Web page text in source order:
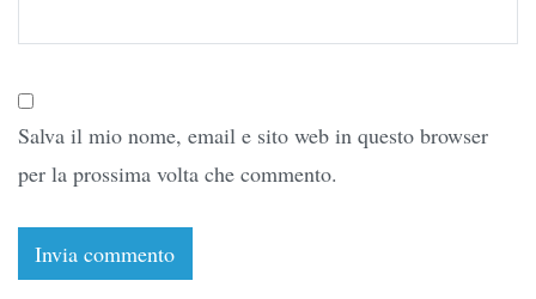
Salva il mio nome, email e sito web in questo browser
per la prossima volta che commento.